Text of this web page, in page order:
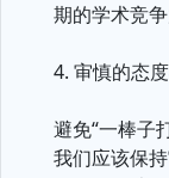
期的学术竞
4. 审慎的态
避免“一棒子
我们应该保